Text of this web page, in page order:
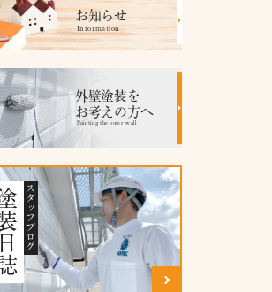
お知らせ
Information
外壁塗装を
お考えの方へ
Painting the outer wall
スタッフブログ
誌